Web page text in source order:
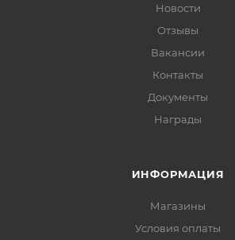
Новости
Отзывы
Вакансии
Контакты
Документы
Награды
ИНФОРМАЦИЯ
Магазины
Условия оплаты